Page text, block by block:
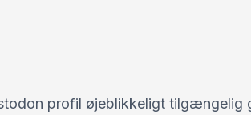
profil øjeblikkeligt tilgængelig